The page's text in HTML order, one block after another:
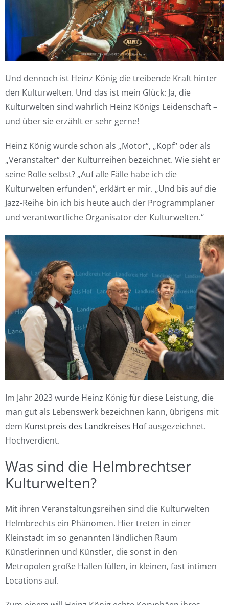
Und dennoch ist Heinz König die treibende Kraft hinter
den Kulturwelten. Und das ist mein Glück: Ja, die
Kulturwelten sind wahrlich Heinz Königs Leidenschaft –
und über sie erzählt er sehr gerne!
Heinz König wurde schon als „Motor“, „Kopf“ oder als
„Veranstalter“ der Kulturreihen bezeichnet. Wie sieht er
seine Rolle selbst? „Auf alle Fälle habe ich die
Kulturwelten erfunden“, erklärt er mir. „Und bis auf die
Jazz-Reihe bin ich bis heute auch der Programmplaner
und verantwortliche Organisator der Kulturwelten.“
Im Jahr 2023 wurde Heinz König für diese Leistung, die
man gut als Lebenswerk bezeichnen kann, übrigens mit
dem Kunstpreis des Landkreises Hofausgezeichnet.
Hochverdient.
Was sind die Helmbrechtser
Kulturwelten?
Mit ihren Veranstaltungsreihen sind die Kulturwelten
Helmbrechts ein Phänomen. Hier treten in einer
Kleinstadt im so genannten ländlichen Raum
Künstlerinnen und Künstler, die sonst in den
Metropolen große Hallen füllen, in kleinen, fast intimen
Locations auf.